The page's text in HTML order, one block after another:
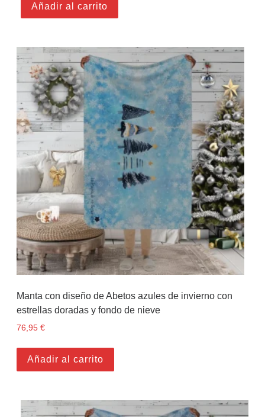
Añadir al carrito
Manta con diseño de Abetos azules de invierno con
estrellas doradas y fondo de nieve
76,95 €
Añadir al carrito